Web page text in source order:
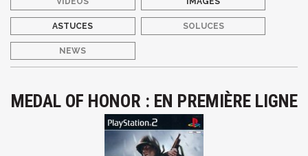
ASTUCES SOLUCES
NEWS
MEDAL OF HONOR : EN PREMIÈRE LIGNE